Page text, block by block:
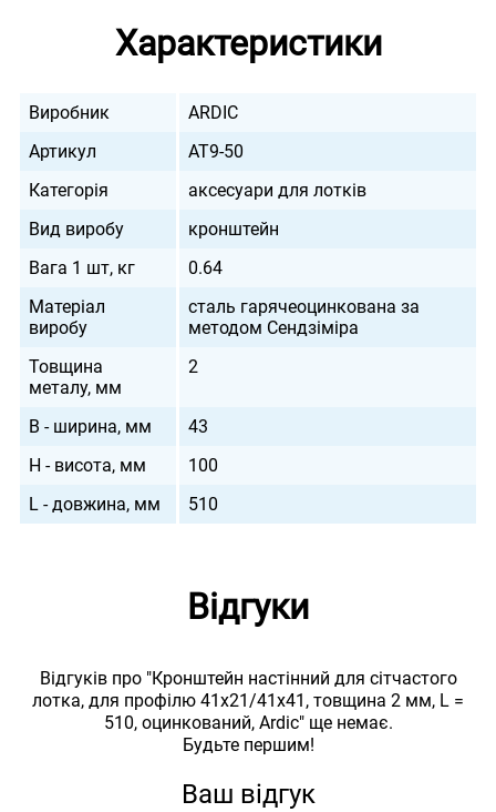
Характеристики
Виробник
ARDIC
Артикул
AT9-50
Категорія
аксесуари для лотків
Вид виробу
кронштейн
Вага 1 шт, кг
0.64
Матеріал
виробу
сталь гарячеоцинкована за
методом Сендзіміра
Товщина
металу, мм
2
B - ширина, мм
43
H - висота, мм
100
L - довжина, мм
510
Відгуки
Відгуків про "Кронштейн настінний для сітчастого
лотка, для профілю 41х21/41х41, товщина 2 мм, L =
510, оцинкований, Ardic" ще немає.
Будьте першим!
Ваш відгук